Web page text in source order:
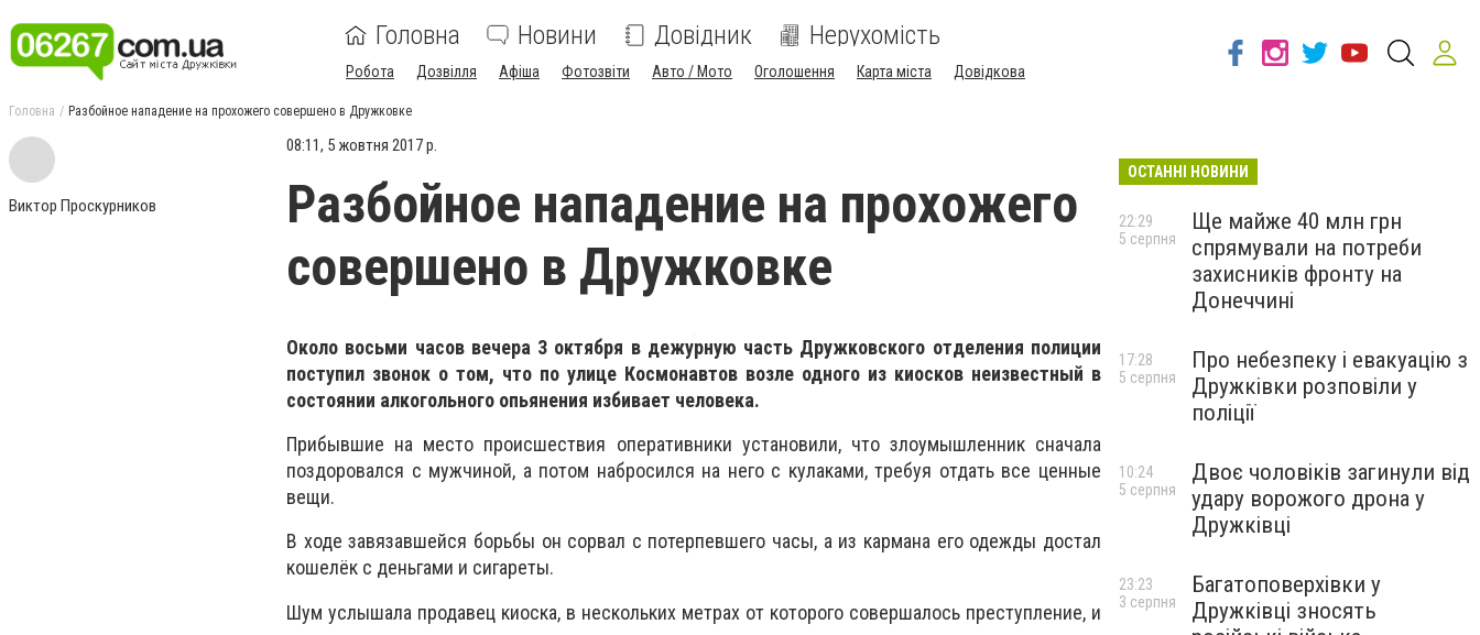
Головна Новини Довідник Нерухомість
Робота Дозвілля Афіша Фотозвіти Авто / Мото Оголошення Карта міста Довідкова
Головна Разбойное нападение на прохожего совершено в Дружковке
Виктор Проскурников
08:11, 5 жовтня 2017 р.
Разбойное нападение на прохожего
совершено в Дружковке
Около восьми часов вечера 3 октября в дежурную часть Дружковского отделения полиции
поступил звонок о том, что по улице Космонавтов возле одного из киосков неизвестный в
состоянии алкогольного опьянения избивает человека.
Прибывшие на место происшествия оперативники установили, что злоумышленник сначала
поздоровался с мужчиной, а потом набросился на него с кулаками, требуя отдать все ценные
вещи.
В ходе завязавшейся борьбы он сорвал с потерпевшего часы, а из кармана его одежды достал
кошелёк с деньгами и сигареты.
Шум услышала продавец киоска, в нескольких метрах от которого совершалось преступление, и
ОСТАННІ НОВИНИ
Ще майже 40 млн грн
спрямували на потреби
захисників фронту на
Донеччині
22:29
5 серпня
Про небезпеку і евакуацію з
Дружківки розповіли у
поліції
17:28
5 серпня
Двоє чоловіків загинули від
удару ворожого дрона у
Дружківці
10:24
5 серпня
Багатоповерхівки у
Дружківці зносять
23:23
3 серпня